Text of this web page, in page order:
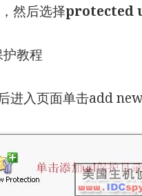
然后选择protected
进入页面单击add